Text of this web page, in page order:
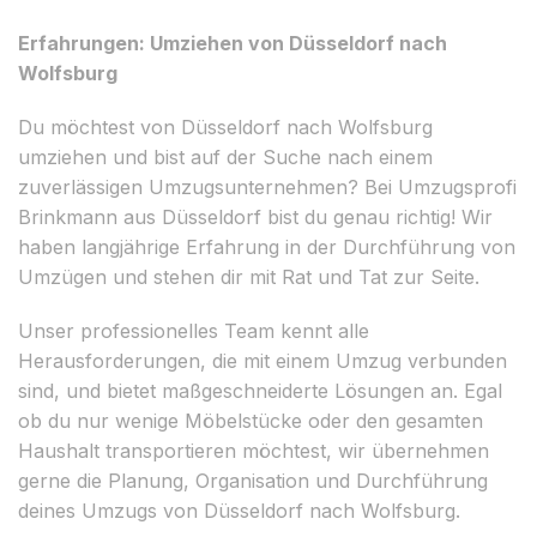
Erfahrungen: Umziehen von Düsseldorf nach
Wolfsburg
Du möchtest von Düsseldorf nach Wolfsburg
umziehen und bist auf der Suche nach einem
zuverlässigen Umzugsunternehmen? Bei Umzugsprofi
Brinkmann aus Düsseldorf bist du genau richtig! Wir
haben langjährige Erfahrung in der Durchführung von
Umzügen und stehen dir mit Rat und Tat zur Seite.
Unser professionelles Team kennt alle
Herausforderungen, die mit einem Umzug verbunden
sind, und bietet maßgeschneiderte Lösungen an. Egal
ob du nur wenige Möbelstücke oder den gesamten
Haushalt transportieren möchtest, wir übernehmen
gerne die Planung, Organisation und Durchführung
deines Umzugs von Düsseldorf nach Wolfsburg.